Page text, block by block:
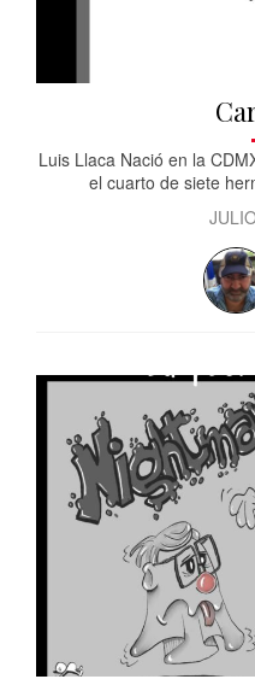
Luis Llaca Nació en la
el cuarto de siete